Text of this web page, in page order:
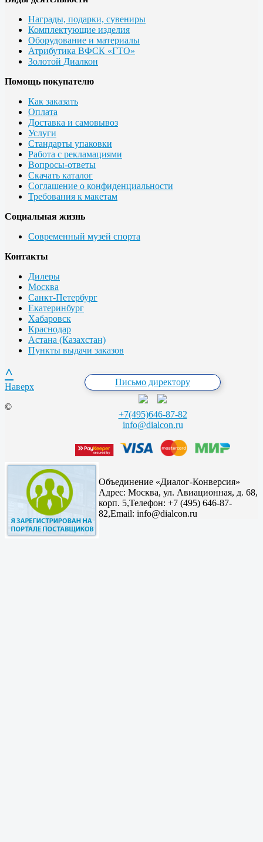
Награды, подарки, сувениры
Комплектующие изделия
Оборудование и материалы
Атрибутика ВФСК «ГТО»
Золотой Диалкон
Помощь покупателю
Как заказать
Оплата
Доставка и самовывоз
Услуги
Стандарты упаковки
Работа с рекламациями
Вопросы-ответы
Скачать каталог
Соглашение о конфиденциальности
Требования к макетам
Социальная жизнь
Современный музей спорта
Контакты
Дилеры
Москва
Санкт-Петербург
Екатеринбург
Хабаровск
Краснодар
Астана (Казахстан)
Пункты выдачи заказов
Письмо директору
+7(495)646-87-82
info@dialcon.ru
^
Наверх
©
Объединение «Диалог-Конверсия»
Адрес: Москва, ул. Авиационная, д. 68,
корп. 5,Телефон: +7 (495) 646-87-
82,Email: info@dialcon.ru